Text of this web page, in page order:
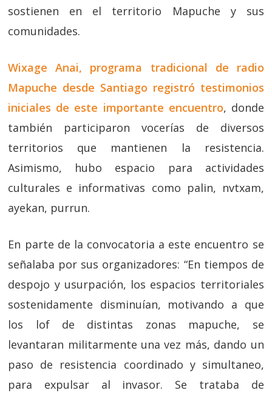
sostienen en el territorio Mapuche y sus
comunidades.
Wixage Anai, programa tradicional de radio
Mapuche desde Santiago registró testimonios
iniciales de este importante encuentro, donde
también participaron vocerías de diversos
territorios que mantienen la resistencia.
Asimismo, hubo espacio para actividades
culturales e informativas como palin, nvtxam,
ayekan, purrun.
En parte de la convocatoria a este encuentro se
señalaba por sus organizadores: “En tiempos de
despojo y usurpación, los espacios territoriales
sostenidamente disminuían, motivando a que
los lof de distintas zonas mapuche, se
levantaran militarmente una vez más, dando un
paso de resistencia coordinado y simultaneo,
para expulsar al invasor. Se trataba de